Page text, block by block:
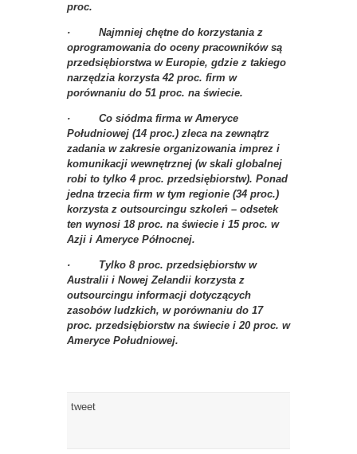
proc.
· Najmniej chętne do korzystania z
oprogramowania do oceny pracowników są
przedsiębiorstwa w Europie, gdzie z takiego
narzędzia korzysta 42 proc. firm w
porównaniu do 51 proc. na świecie.
· Co siódma firma w Ameryce
Południowej (14 proc.) zleca na zewnątrz
zadania w zakresie organizowania imprez i
komunikacji wewnętrznej (w skali globalnej
robi to tylko 4 proc. przedsiębiorstw). Ponad
jedna trzecia firm w tym regionie (34 proc.)
korzysta z outsourcingu szkoleń – odsetek
ten wynosi 18 proc. na świecie i 15 proc. w
Azji i Ameryce Północnej.
· Tylko 8 proc. przedsiębiorstw w
Australii i Nowej Zelandii korzysta z
outsourcingu informacji dotyczących
zasobów ludzkich, w porównaniu do 17
proc. przedsiębiorstw na świecie i 20 proc. w
Ameryce Południowej.
tweet